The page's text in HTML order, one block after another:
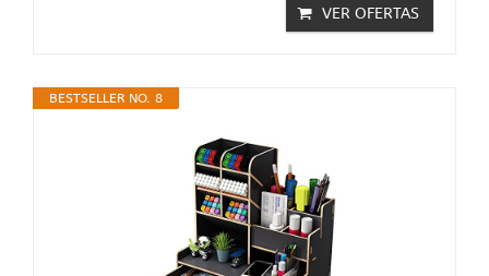
VER OFERTAS
BESTSELLER NO. 8